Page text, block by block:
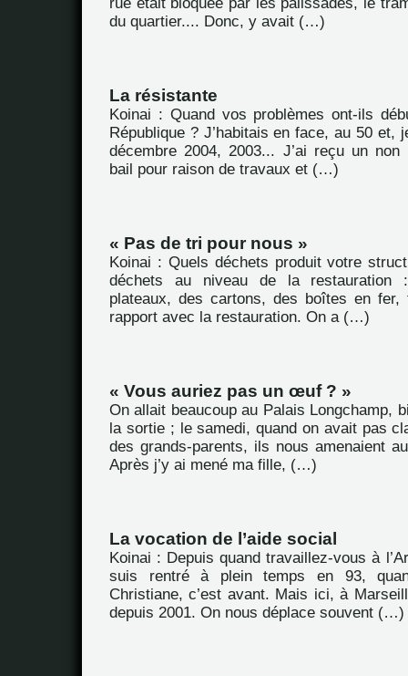
du quartier.... Donc, y avait (…)
La résistante
Koinai : Quand vos problèmes ont-ils
République ? J’habitais en face, au 50 et,
décembre 2004, 2003... J’ai reçu un non
bail pour raison de travaux et (…)
« Pas de tri pour nous »
Koinai : Quels déchets produit votre
déchets au niveau de la
plateaux, des cartons, des boîtes en
rapport avec la restauration. On a (…)
« Vous auriez pas un œuf ? »
On allait beaucoup au Palais Longchamp,
la sortie ; le samedi, quand on avait pas
des grands-parents, ils nous amenaient
Après j’y ai mené ma fille, (…)
La vocation de l’aide social
Koinai : Depuis quand travaillez-vous à
suis rentré à plein temps en 93,
Christiane, c’est avant. Mais ici, à
depuis 2001. On nous déplace souvent (…)